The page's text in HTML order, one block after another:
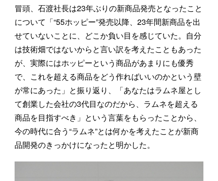
冒頭、石渡社長は23年ぶりの新商品発売となったこと
について「“55ホッピー”発売以降、23年間新商品を出
せていないことに、どこか負い目を感じていた。自分
は技術畑ではないからと言い訳を考えたこともあった
が、実際にはホッピーという商品があまりにも優秀
で、これを超える商品をどう作ればいいのかという壁
が常にあった」と振り返り、「あなたはラムネ屋とし
て創業した会社の3代目なのだから、ラムネを超える
商品を目指すべき」という言葉をもらったことから、
今の時代に合う“ラムネ”とは何かを考えたことが新商
品開発のきっかけになったと明かした。